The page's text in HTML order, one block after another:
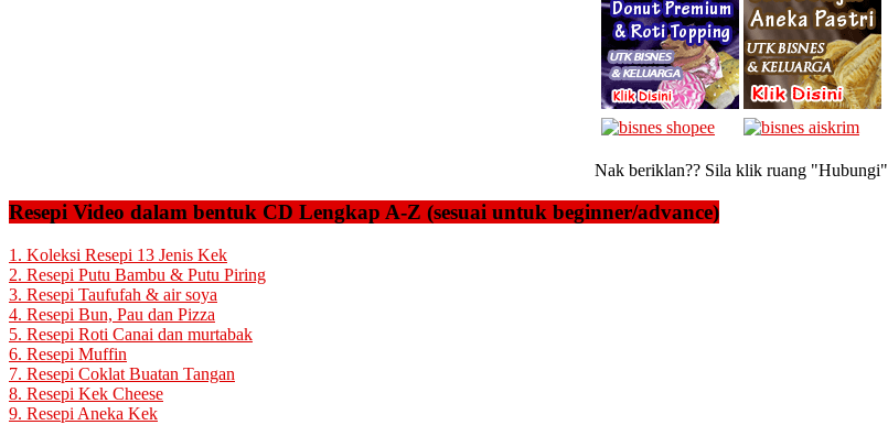
Nak beriklan?? Sila klik ruang "Hubungi"
Resepi Video dalam bentuk CD Lengkap A-Z (sesuai untuk beginner/advance)
1. Koleksi Resepi 13 Jenis Kek
2. Resepi Putu Bambu & Putu Piring
3. Resepi Taufufah & air soya
4. Resepi Bun, Pau dan Pizza
5. Resepi Roti Canai dan murtabak
6. Resepi Muffin
7. Resepi Coklat Buatan Tangan
8. Resepi Kek Cheese
9. Resepi Aneka Kek